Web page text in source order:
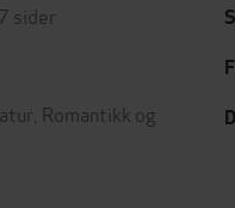
sider
Romantikk og